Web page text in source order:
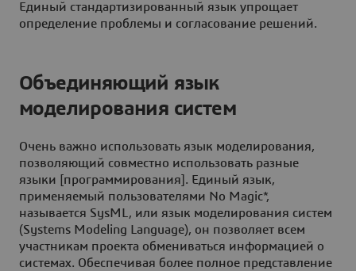
Единый стандартизированный язык упрощает
определение проблемы и согласование решений.
Объединяющий язык
моделирования систем
Очень важно использовать язык моделирования,
позволяющий совместно использовать разные
языки [программирования]. Единый язык,
применяемый пользователями No Magic*,
называется SysML, или язык моделирования систем
(Systems Modeling Language), он позволяет всем
участникам проекта обмениваться информацией о
системах. Обеспечивая более полное представление